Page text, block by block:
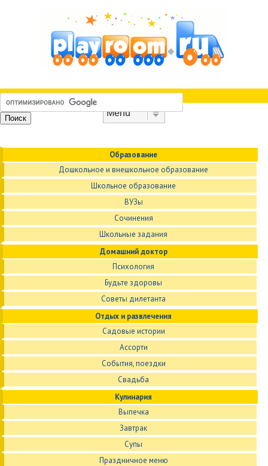
Образование
Дошкольное и внешкольное образование
Школьное образование
ВУЗы
Сочинения
Школьные задания
Домашний доктор
Психология
Будьте здоровы
Советы дилетанта
Отдых и развлечения
Садовые истории
Ассорти
События, поездки
Свадьба
Кулинария
Выпечка
Завтрак
Супы
Праздничное меню